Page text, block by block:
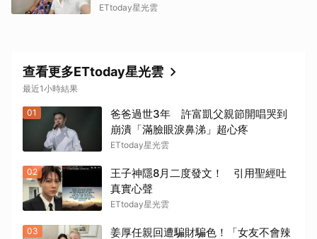
ETtoday星光雲
查看更多ETtoday星光雲
最近1小時結果
01
爸爸過世3年 許富凱父親節開唱哭到
崩潰「滿臉眼淚鼻涕」超心疼
ETtoday星光雲
02
王子神隱8月二度發文！ 引用聖經吐
真實心聲
ETtoday星光雲
03
姜厚任親回遭騙財騙色！「女友不會辣